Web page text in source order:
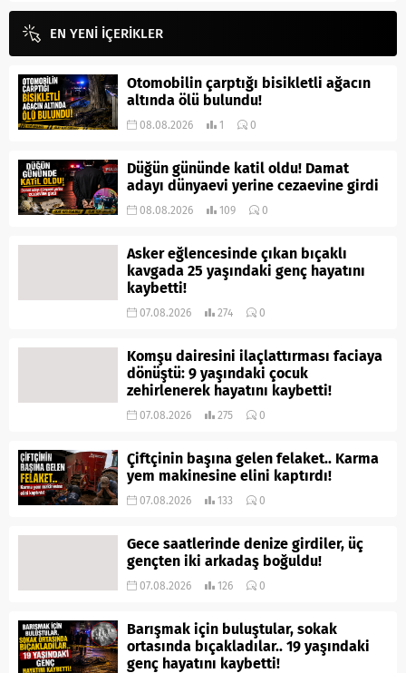
EN YENİ İÇERİKLER
Otomobilin çarptığı bisikletli ağacın
altında ölü bulundu!
08.08.2026 1 0
Düğün gününde katil oldu! Damat
adayı dünyaevi yerine cezaevine girdi
08.08.2026 109 0
Asker eğlencesinde çıkan bıçaklı
kavgada 25 yaşındaki genç hayatını
kaybetti!
07.08.2026 274 0
Komşu dairesini ilaçlattırması faciaya
dönüştü: 9 yaşındaki çocuk
zehirlenerek hayatını kaybetti!
07.08.2026 275 0
Çiftçinin başına gelen felaket.. Karma
yem makinesine elini kaptırdı!
07.08.2026 133 0
Gece saatlerinde denize girdiler, üç
gençten iki arkadaş boğuldu!
07.08.2026 126 0
Barışmak için buluştular, sokak
ortasında bıçakladılar.. 19 yaşındaki
genç hayatını kaybetti!